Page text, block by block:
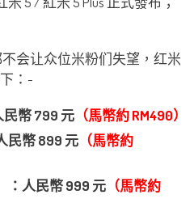
会让众位米粉们失望，红米
：-
民幣 799 元（馬幣約 RM490）
民幣 899 元（馬幣約
：人民幣 999 元（馬幣約